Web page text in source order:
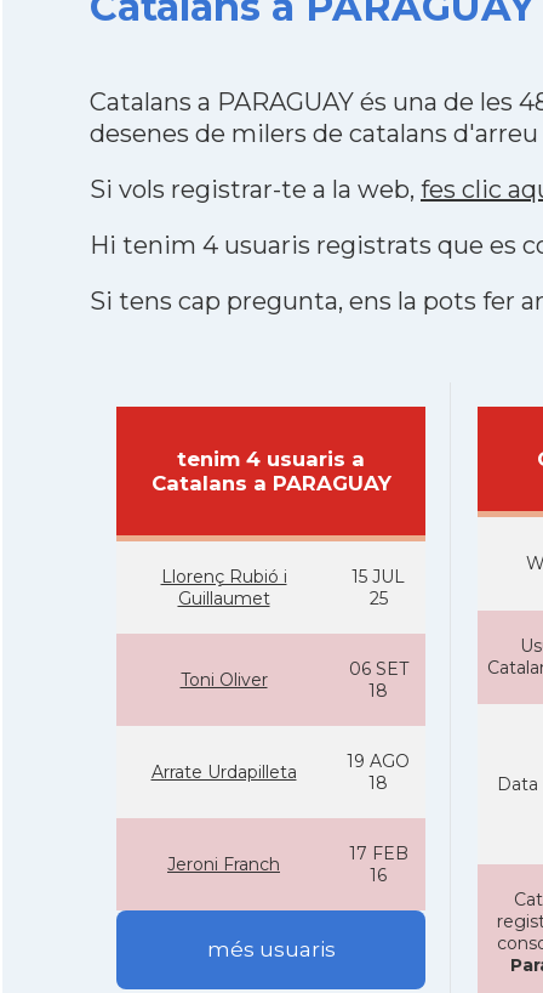
Catalans a PARAGUAY és una de
desenes de milers de catalans
Si vols registrar-te a la web, fes clic
Hi tenim 4 usuaris registrats que es
Si tens cap pregunta, ens la pots fer
tenim 4 usuaris a
Catalans a PARAGUAY
Llorenç Rubió i
Guillaumet
15 JUL
25
Toni Oliver
06 SET
18
Arrate Urdapilleta
19 AGO
18
Jeroni Franch
17 FEB
16
més usuaris
Data